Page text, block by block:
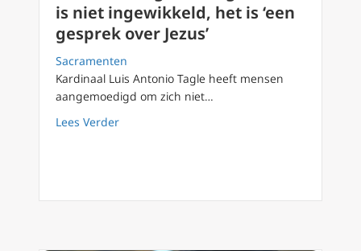
is niet ingewikkeld, het is ‘een
gesprek over Jezus’
Sacramenten
Kardinaal Luis Antonio Tagle heeft mensen
aangemoedigd om zich niet…
Lees Verderabout Kardinaal Tagle: Evangelisatie is niet